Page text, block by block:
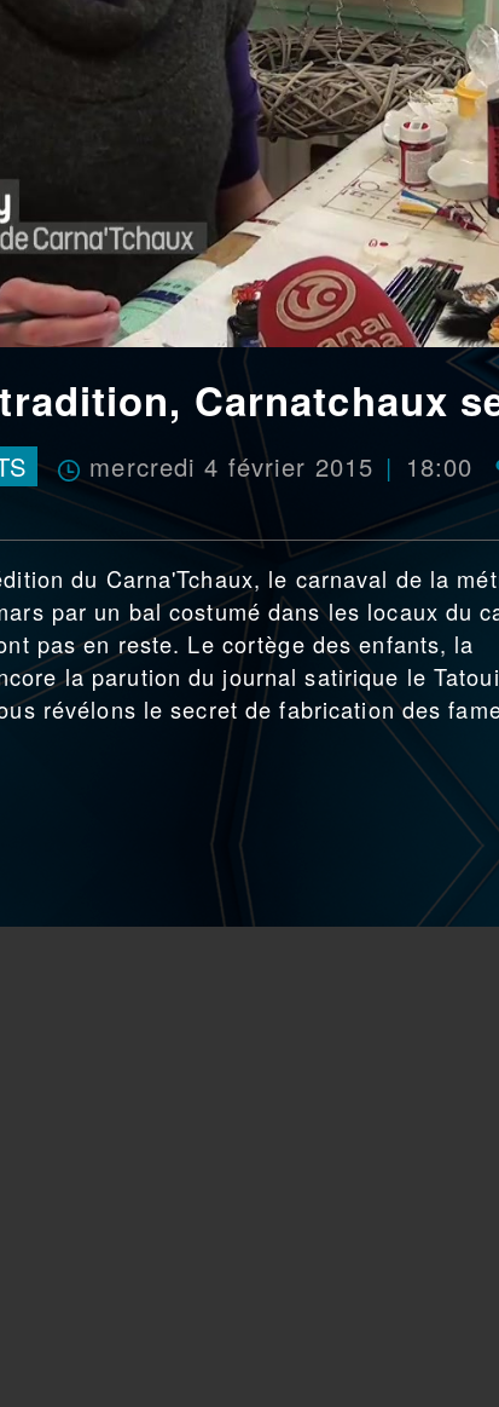
Carnatchaux
mercredi 4 février 2015 18:00
du Carna'Tchaux, le carnaval de la
par un bal costumé dans les locaux du
pas en reste. Le cortège des enfants, la
la parution du journal satirique le
révélons le secret de fabrication des